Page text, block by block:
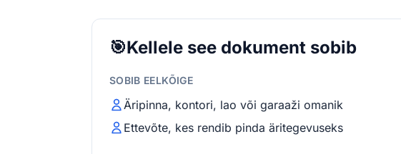
🎯Kellele see dokument sobib
SOBIB EELKÕIGE
Äripinna, kontori, lao või garaaži omanik
Ettevõte, kes rendib pinda äritegevuseks